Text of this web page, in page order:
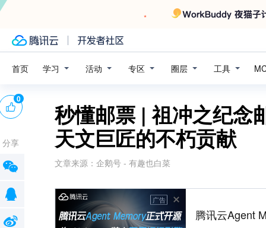
首页 学习 活动 专区 圈层 工具
秒懂邮票 | 祖冲之纪念
天文巨匠的不朽贡献
文章来源： 企鹅号 - 有趣也白菜
广告
腾讯云Agent
0
分享